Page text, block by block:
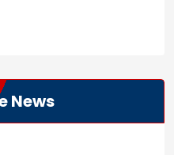
News